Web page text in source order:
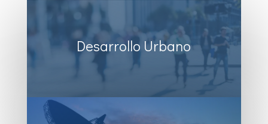
Desarrollo Urbano